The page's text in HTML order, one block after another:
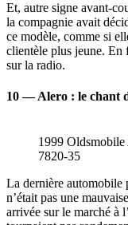
Et, autre signe avant-
la compagnie avait
ce modèle, comme si
clientèle plus jeune. En
sur la radio.
10 — Alero : le chant
1999
7820-35
La dernière automobile
n’était pas une
arrivée sur le marché à